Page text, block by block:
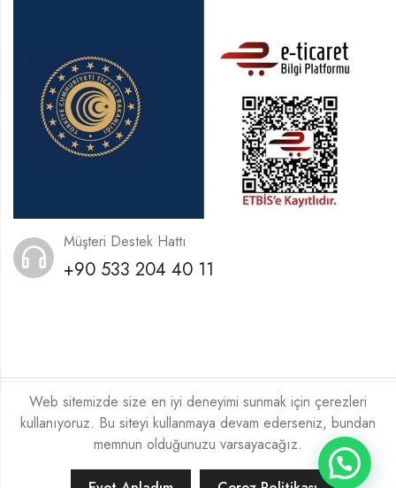
Müşteri Destek Hattı
+90 533 204 40 11
2026Xeneora Tarafından ❤️ İle Kodlanmıştır.
Web sitemizde size en iyi deneyimi sunmak için çerezleri
kullanıyoruz. Bu siteyi kullanmaya devam ederseniz, bundan
memnun olduğunuzu varsayacağız.